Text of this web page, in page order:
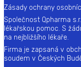
Zásady ochrany
Společnost Qpharma
lékařskou pomoc. S
na nejbližšího lékaře.
Firma je zapsaná v
soudem v Českých